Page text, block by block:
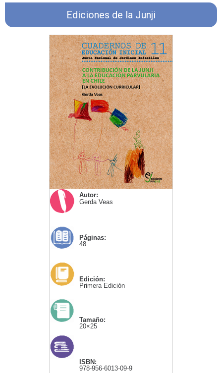
Ediciones de la Junji
Autor:
Gerda Veas
Páginas:
48
Edición:
Primera Edición
Tamaño:
20×25
ISBN:
978-956-6013-09-9